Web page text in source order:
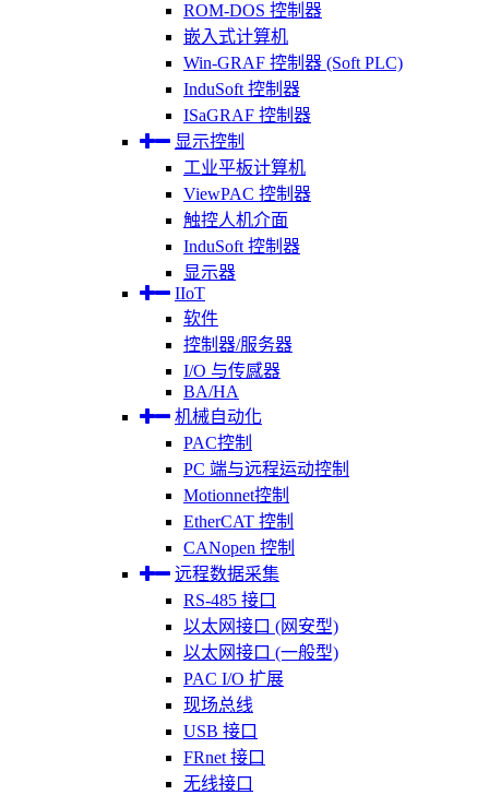
ROM-DOS 控制器
嵌入式计算机
Win-GRAF 控制器 (Soft PLC)
InduSoft 控制器
ISaGRAF 控制器
显示控制
工业平板计算机
ViewPAC 控制器
触控人机介面
InduSoft 控制器
显示器
IIoT
软件
控制器/服务器
I/O 与传感器
BA/HA
机械自动化
PAC控制
PC 端与远程运动控制
Motionnet控制
EtherCAT 控制
CANopen 控制
远程数据采集
RS-485 接口
以太网接口 (网安型)
以太网接口 (一般型)
PAC I/O 扩展
现场总线
USB 接口
FRnet 接口
无线接口